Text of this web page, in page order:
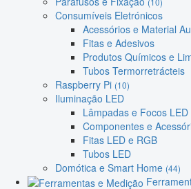
Consumíveis Eletrónicos
Acessórios e Material
Fitas e Adesivos
Produtos Químicos e
Tubos Termorretrácteis
Raspberry Pi (10)
Iluminação LED
Lâmpadas e Focos LED
Componentes e
Fitas LED e RGB
Tubos LED
Domótica e Smart Home (44)